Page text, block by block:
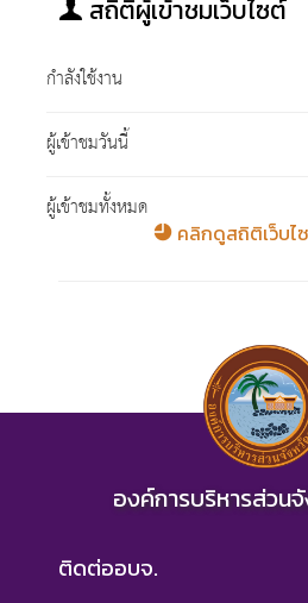
สถิติผู้เข้าชมเว็บไซต์
กำลังใช้งาน
ผู้เข้าชมวันนี้
ผู้เข้าชมทั้งหมด
คลิกดูสถิติเว็บไ
องค์การบริหารส่วน
ติดต่ออบจ.